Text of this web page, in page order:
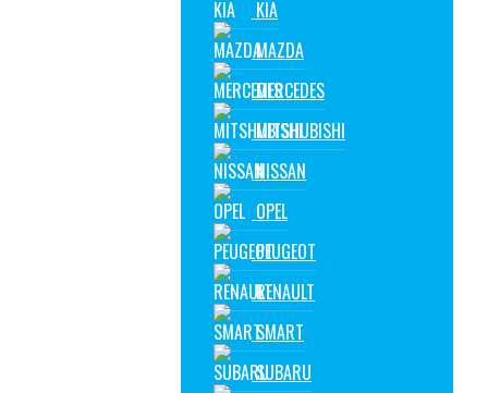
KIA
MAZDA
MERCEDES
MITSHUBISHI
NISSAN
OPEL
PEUGEOT
RENAULT
SMART
SUBARU